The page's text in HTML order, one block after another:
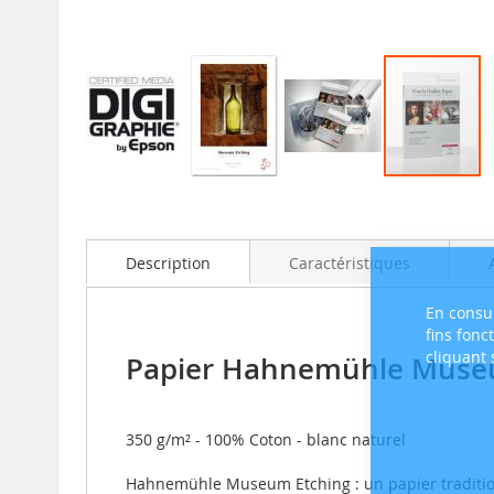
En
fins
cliquant
beginningDescription
Papier Hahnemühle
350 g/m² - 100% Coton - blanc naturel
Hahnemühle Museum Etching : un papier
Caractéristiques